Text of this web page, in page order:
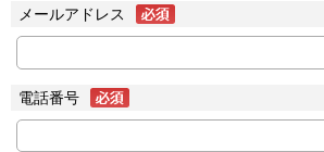
メールアドレス
電話番号